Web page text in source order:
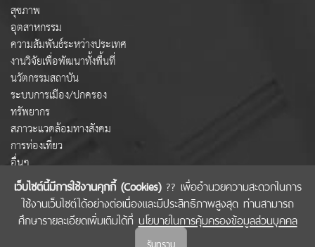
เว็บไซต์นี้มีการใช้งานคุกกี้ (Cookies)?? เพื่ออำนวยความสะดวกในการ
ใช้งานเว็บไซต์ได้อย่างต่อเนื่องและมีประสิทธิภาพสูงสุด ท่านสามารถ
ศึกษารายละเอียดเพิ่มเติมได้ที่ นโยบายในการคุ้มครองข้อมูลส่วนบุคคล
รับทราบ
สุขภาพ
อุตสาหกรรม
ความสัมพันธ์ระหว่างประเทศ
งานวิจัยเพื่อพัฒนาทั้งพื้นที่
นวัตกรรมสถาบัน
ระบบการเมือง/ปกครอง
ทรัพยากร
สภาวะแวดล้อมทางสังคม
การท่องเที่ยว
อื่นๆ
COPYRIGHT © 2022 สำนักงานคณะกรรมการส่งเสริมวิทยาศาสตร์ วิจัยและนวัตกรรม
(สกสว.)